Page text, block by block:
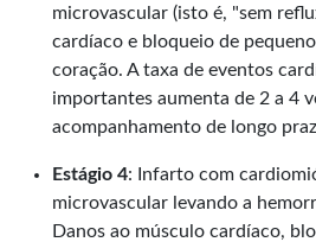
microvascular (isto é, "sem
cardíaco e bloqueio de
coração. A taxa de eventos
importantes aumenta de 2 a 4
acompanhamento de longo
Estágio 4: Infarto com
microvascular levando a
Danos ao músculo cardíaco,